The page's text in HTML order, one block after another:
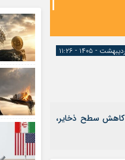
رمز عبور
مرا به
کسب و کارهای صنعت
کسب و کارهای گردشگری و
کاهش سطح ذخایر،